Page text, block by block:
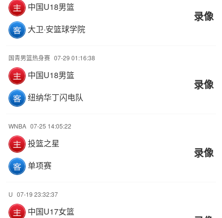
中国U18男篮
大卫·安篮球学院
录像
国青男篮热身赛 07-29 01:16:38
中国U18男篮
纽纳华丁闪电队
录像
WNBA 07-25 14:05:22
投篮之星
单项赛
录像
U 07-19 23:32:37
中国U17女篮